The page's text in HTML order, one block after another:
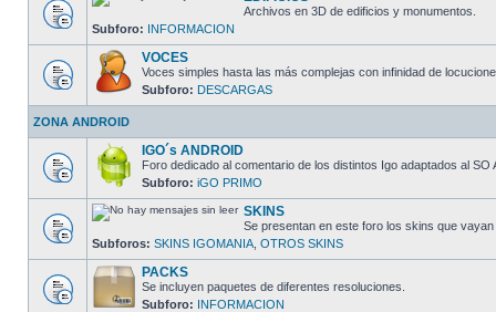
Archivos en 3D de edificios y monumentos.
Subforo: INFORMACION
VOCES
Voces simples hasta las más complejas con infinidad de
Subforo: DESCARGAS
ZONA ANDROID
IGO´s ANDROID
Foro dedicado al comentario de los distintos Igo adaptados al SO
Subforo: iGO PRIMO
SKINS
Se presentan en este foro los skins que
Subforos: SKINS IGOMANIA OTROS SKINS
PACKS
Se incluyen paquetes de diferentes resoluciones.
Subforo: INFORMACION